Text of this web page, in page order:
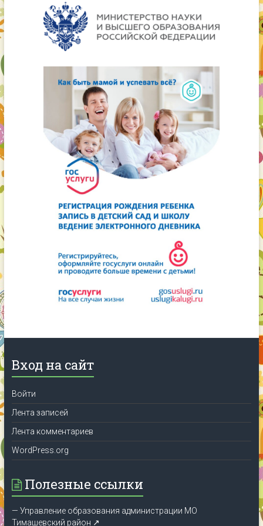
Вход на сайт
Войти
Лента записей
Лента комментариев
WordPress.org
Полезные ссылки
— Управление образования администрации МО
Тимашевский район ↗